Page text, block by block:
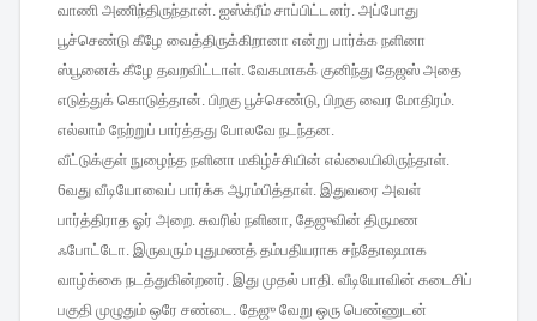
வாணி அணிந்திருந்தான். ஐஸ்க்ரீம் சாப்பிட்டனர். அப்போது
பூச்செண்டு கீழே வைத்திருக்கிறானா என்று பார்க்க நளினா
ஸ்பூனைக் கீழே தவறவிட்டாள். வேகமாகக் குனிந்து தேஜஸ் அதை
எடுத்துக் கொடுத்தான். பிறகு பூச்செண்டு, பிறகு வைர மோதிரம்.
எல்லாம் நேற்றுப் பார்த்தது போலவே நடந்தன.
வீட்டுக்குள் நுழைந்த நளினா மகிழ்ச்சியின் எல்லையிலிருந்தாள்.
6வது வீடியோவைப் பார்க்க ஆரம்பித்தாள். இதுவரை அவள்
பார்த்திராத ஓர் அறை. சுவரில் நளினா, தேஜுவின் திருமண
ஃபோட்டோ. இருவரும் புதுமணத் தம்பதியராக சந்தோஷமாக
வாழ்க்கை நடத்துகின்றனர். இது முதல் பாதி. வீடியோவின் கடைசிப்
பகுதி முழுதும் ஒரே சண்டை. தேஜு வேறு ஒரு பெண்ணுடன்